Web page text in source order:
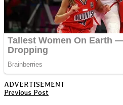
View All Result
ADVERTISEMENT
Previous Post